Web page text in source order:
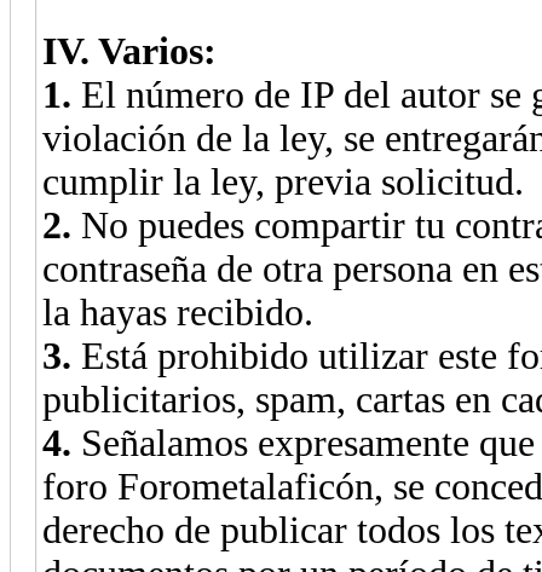
IV. Varios:
1. El número de IP del autor se
violación de la ley, se
cumplir la ley, previa solicitud.
2. No puedes compartir tu
contraseña de otra persona en
la hayas recibido.
3. Está prohibido utilizar este
publicitarios, spam, cartas en
4. Señalamos expresamente
foro Forometalaficón, se
derecho de publicar todos los